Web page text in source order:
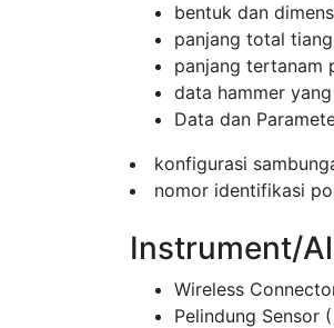
bentuk dan
panjang total tiang
panjang tertanam
data hammer
Data dan
konfigurasi
nomor identifikasi
Instrument/
Wireless
Pelindung Sensor